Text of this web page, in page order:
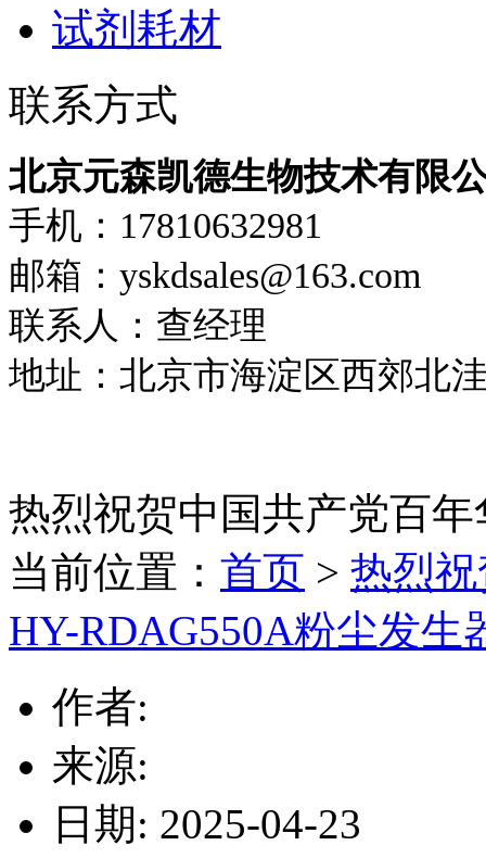
试剂耗材
联系方式
北京元森凯德生物技术有限
手机：17810632981
邮箱：yskdsales@163.com
联系人：查经理
地址：北京市海淀区西郊北
热烈祝贺中国共产党百年
当前位置： 首页 > 热烈
HY-RDAG550A粉尘发生
作者:
来源:
日期: 2025-04-23